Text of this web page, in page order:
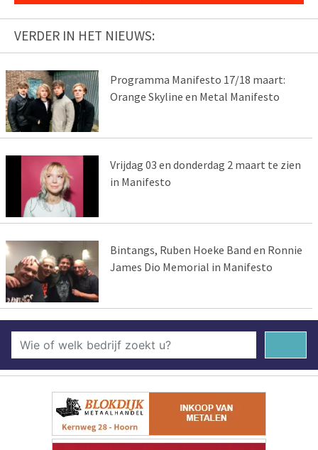
VERDER IN HET NIEUWS:
Programma Manifesto 17/18 maart:
Orange Skyline en Metal Manifesto
Vrijdag 03 en donderdag 2 maart te zien
in Manifesto
Bintangs, Ruben Hoeke Band en Ronnie
James Dio Memorial in Manifesto